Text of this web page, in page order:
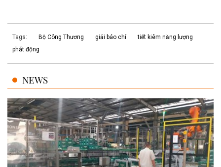
Tags: Bộ Công Thương giải báo chí
tiết kiêm năng lượng
phát động
NEWS